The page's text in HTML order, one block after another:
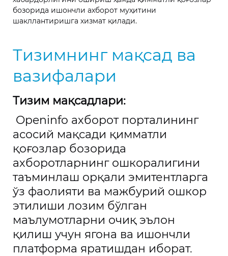
бозорида ишончли ахборот муҳитини
шакллантиришга хизмат қилади.
Тизимнинг мақсад ва
вазифалари
Тизим мақсадлари:
Openinfo ахборот порталининг
асосий мақсади қимматли
қоғозлар бозорида
ахборотларнинг ошкоралигини
таъминлаш орқали эмитентларга
ўз фаолияти ва мажбурий ошкор
этилиши лозим бўлган
маълумотларни очиқ эълон
қилиш учун ягона ва ишончли
платформа яратишдан иборат.